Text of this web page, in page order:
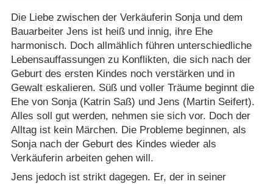
Die Liebe zwischen der Verkäuferin Sonja und dem
Bauarbeiter Jens ist heiß und innig, ihre Ehe
harmonisch. Doch allmählich führen unterschiedliche
Lebensauffassungen zu Konflikten, die sich nach der
Geburt des ersten Kindes noch verstärken und in
Gewalt eskalieren. Süß und voller Träume beginnt die
Ehe von Sonja (Katrin Saß) und Jens (Martin Seifert).
Alles soll gut werden, nehmen sie sich vor. Doch der
Alltag ist kein Märchen. Die Probleme beginnen, als
Sonja nach der Geburt des Kindes wieder als
Verkäuferin arbeiten gehen will.
Jens jedoch ist strikt dagegen. Er, der in seiner